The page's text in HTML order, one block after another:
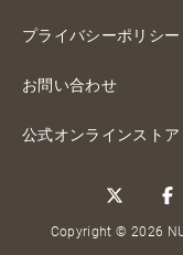
プライバシーポリシー
お問い合わせ
公式オンラインストア
Copyright © 2026